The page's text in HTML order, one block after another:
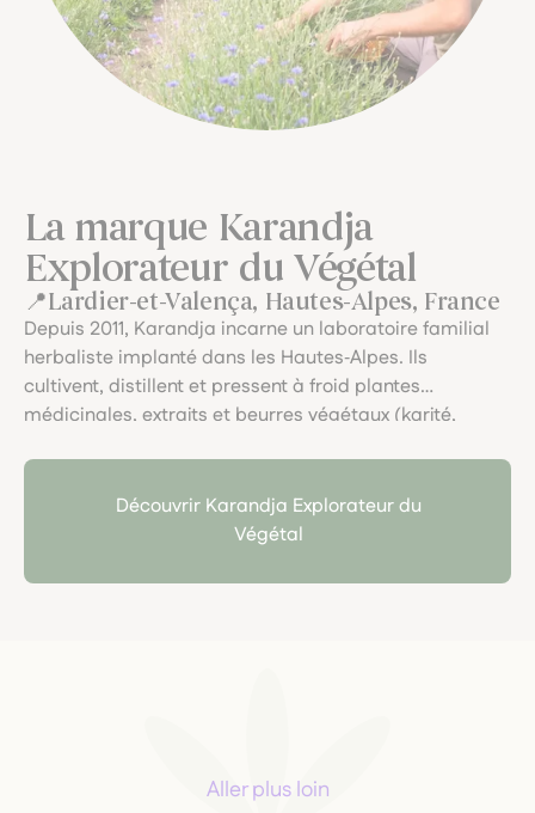
La marque Karandja
Explorateur du Végétal
Lardier-et-Valença, Hautes-Alpes, France
Depuis 2011, Karandja incarne un laboratoire familial
herbaliste implanté dans les Hautes‑Alpes. Ils
cultivent, distillent et pressent à froid plantes
médicinales, extraits et beurres végétaux (karité,
écoresponsable. Le soin du végétal, la traçabilité, et
l’art du fait main y sont célébrés dans chaque pot.
Découvrir Karandja Explorateur du
Végétal
Aller plus loin